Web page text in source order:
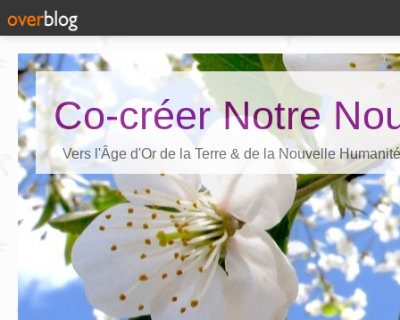
Co-créer Notre
Vers l'Âge d'Or de la Terre & de la Nouvelle Humanité